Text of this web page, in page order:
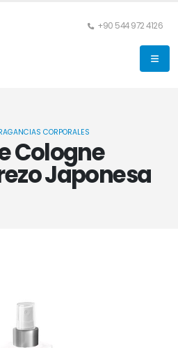
+90 544 972 4126
Cologne
Japonesa
CORPORALES